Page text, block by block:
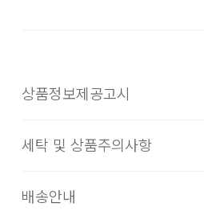
상품정보제공고시
소재
세탁 및 상품주의사항
배송안내